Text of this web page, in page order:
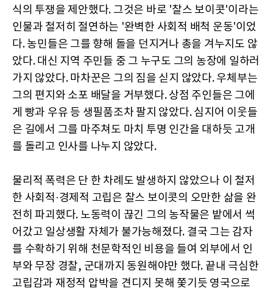
식의 투쟁을 제안했다. 그것은 바로 '찰스 보이콧'이라는
인물과 철저히 절연하는 '완벽한 사회적 배척 운동'이었
다. 농민들은 그를 향해 돌을 던지거나 총을 겨누지도 않
았다. 대신 지역 주민들 중 그 누구도 그의 농장에 일하러
가지 않았다. 마차꾼은 그의 짐을 싣지 않았다. 우체부는
그의 편지와 소포 배달을 거부했다. 상점 주인들은 그에
게 빵과 우유 등 생필품조차 팔지 않았다. 심지어 이웃들
은 길에서 그를 마주쳐도 마치 투명 인간을 대하듯 고개
를 돌리고 인사를 나누지 않았다.
물리적 폭력은 단 한 차례도 발생하지 않았으나 이 철저
한 사회적·경제적 고립은 찰스 보이콧의 오만한 삶을 완
전히 파괴했다. 노동력이 끊긴 그의 농작물은 밭에서 썩
어갔고 일상생활 자체가 불가능해졌다. 결국 그는 감자
를 수확하기 위해 천문학적인 비용을 들여 외부에서 인
부와 무장 경찰, 군대까지 동원해야만 했다. 끝내 극심한
고립감과 재정적 압박을 견디지 못해 쫓기듯 영국으로